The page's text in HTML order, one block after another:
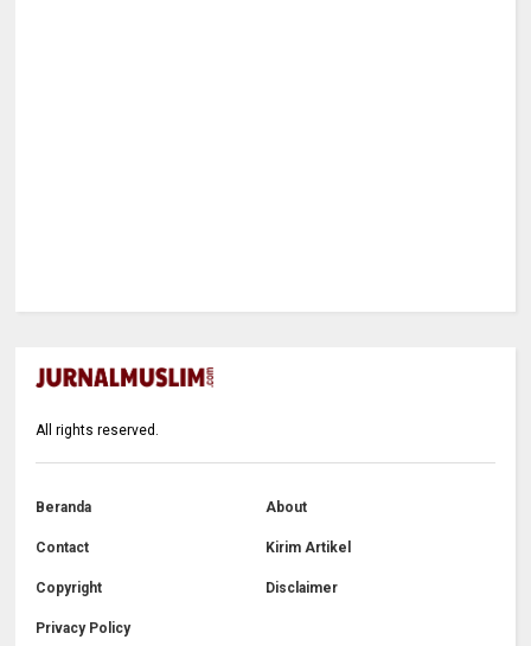
All rights reserved.
Beranda About
Contact Kirim Artikel
Copyright Disclaimer
Privacy Policy